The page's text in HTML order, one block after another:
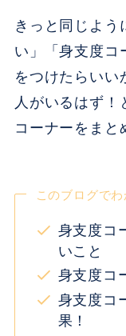
きっと同じよう
い」「身支度コ
をつけたらいい
人がいるはず！
コーナーをまと
このブログでわ
身支度コ
いこと
身支度コ
身支度コ
果！